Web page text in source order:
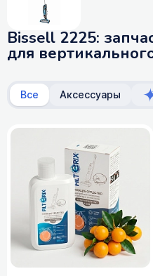
Bissell 2225:
для
Все Аксессуары